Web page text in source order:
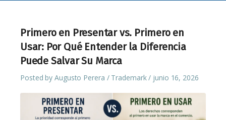
Primero en Presentar vs. Primero en
Usar: Por Qué Entender la Diferencia
Puede Salvar Su Marca
Posted byAugusto Perera Trademark junio 16, 2026